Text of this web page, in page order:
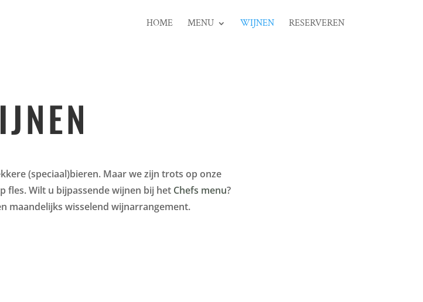
HOME MENU WIJNEN RESERVEREN
(speciaal)bieren. Maar we zijn trots op onze
fles. Wilt u bijpassende wijnen bij het Chefs menu?
maandelijks wisselend wijnarrangement.